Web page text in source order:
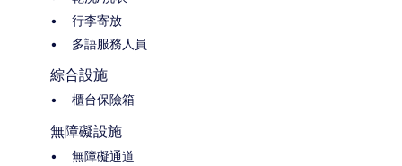
行李寄放
多語服務人員
綜合設施
櫃台保險箱
無障礙設施
無障礙通道